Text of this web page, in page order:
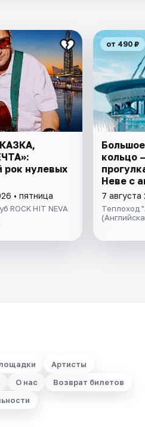
рок нулевых
• пятница
ROCK HIT NEVA
от 490 ₽
кольцо
Неве с
салоне
7 августа
Теплоход
Артисты
О нас
Возврат билетов